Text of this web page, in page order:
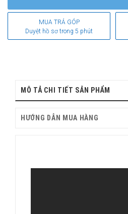
MUA TRẢ GÓP
Duyệt hồ sơ trong 5 phút
MÔ TẢ CHI TIẾT SẢN PHẨM
HƯỚNG DẪN MUA HÀNG